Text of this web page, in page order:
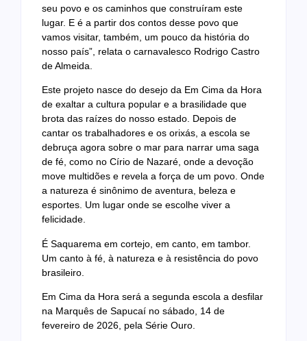
seu povo e os caminhos que construíram este
lugar. E é a partir dos contos desse povo que
vamos visitar, também, um pouco da história do
nosso país”, relata o carnavalesco Rodrigo Castro
de Almeida.
Este projeto nasce do desejo da Em Cima da Hora
de exaltar a cultura popular e a brasilidade que
brota das raízes do nosso estado. Depois de
cantar os trabalhadores e os orixás, a escola se
debruça agora sobre o mar para narrar uma saga
de fé, como no Círio de Nazaré, onde a devoção
move multidões e revela a força de um povo. Onde
a natureza é sinônimo de aventura, beleza e
esportes. Um lugar onde se escolhe viver a
felicidade.
É Saquarema em cortejo, em canto, em tambor.
Um canto à fé, à natureza e à resistência do povo
brasileiro.
Em Cima da Hora será a segunda escola a desfilar
na Marquês de Sapucaí no sábado, 14 de
fevereiro de 2026, pela Série Ouro.